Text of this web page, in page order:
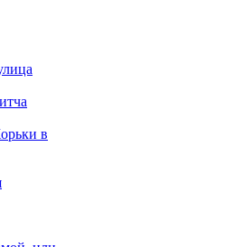
в